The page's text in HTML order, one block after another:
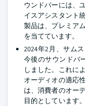
ウンドバーには、
イスアシスタント
製品は、プレミア
を当てています。
2024年2月、サム
今後のサウンドバ
しました。これに
オーディオの適応
は、消費者のオー
目的としています